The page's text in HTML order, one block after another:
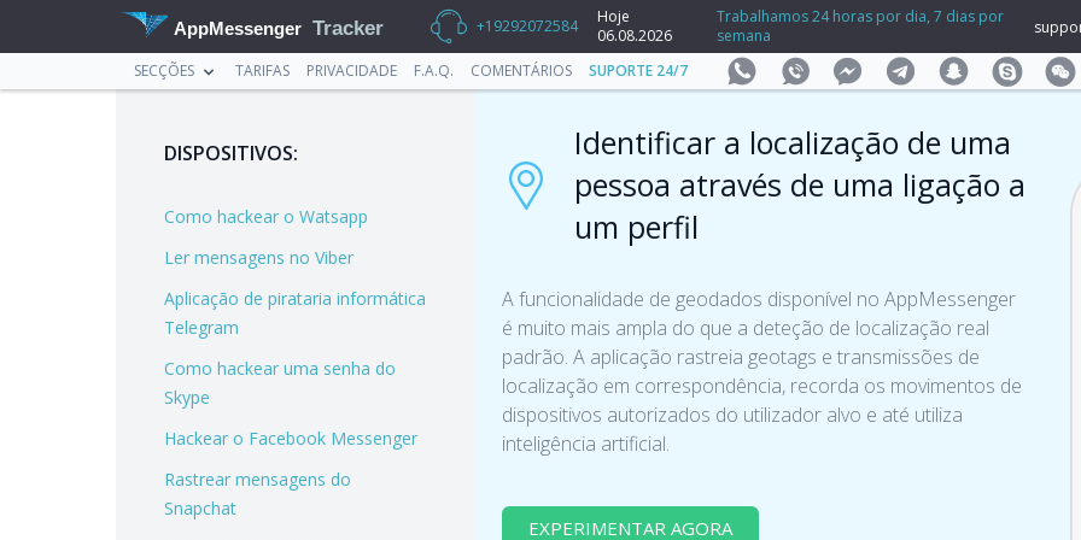
AppMessenger Tracker +19292072584
Hoje
06.08.2026
Trabalhamos 24 horas por dia, 7 dias por
semana
SECÇÕES
TARIFAS PRIVACIDADE F.A.Q. COMENTÁRIOS SUPORTE 24/7
DISPOSITIVOS:
Como hackear o Watsapp
Ler mensagens no Viber
Aplicação de pirataria informática
Telegram
Como hackear uma senha do
Skype
Hackear o Facebook Messenger
Rastrear mensagens do
Snapchat
Identificar a localização de uma
pessoa através de uma ligação a
um perfil
A funcionalidade de geodados disponível no AppMessenger
é muito mais ampla do que a deteção de localização real
padrão. A aplicação rastreia geotags e transmissões de
localização em correspondência, recorda os movimentos de
dispositivos autorizados do utilizador alvo e até utiliza
inteligência artificial.
EXPERIMENTAR AGORA